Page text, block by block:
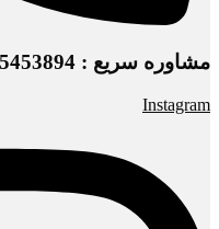
مشاوره سریع : 09125453894
Instagram